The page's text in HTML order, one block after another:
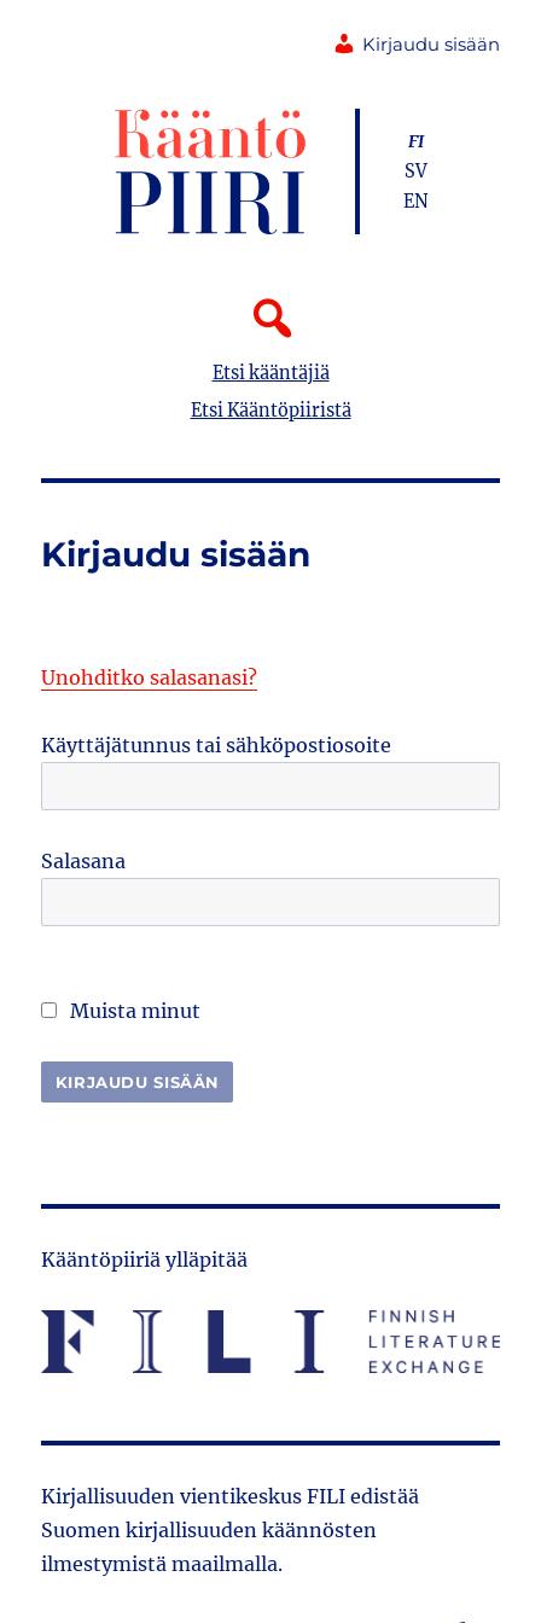
Kirjaudu sisään
Etsi kääntäjiä
Etsi Kääntöpiiristä
FI
SV
EN
Kirjaudu sisään
Unohditko salasanasi?
Käyttäjätunnus tai sähköpostiosoite
Salasana
Muista minut
Kääntöpiiriä ylläpitää
Kirjallisuuden vientikeskus FILI edistää
Suomen kirjallisuuden käännösten
ilmestymistä maailmalla.